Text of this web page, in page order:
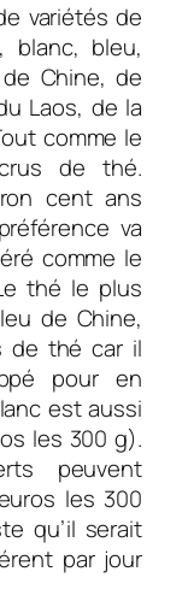
variétés de
blanc, bleu,
Chine, de
Laos, de la
comme le
de thé.
cent ans
va
comme le
thé le plus
de Chine,
de thé car il
pour en
est aussi
les 300 g).
peuvent
les 300
qu’il serait
par jour